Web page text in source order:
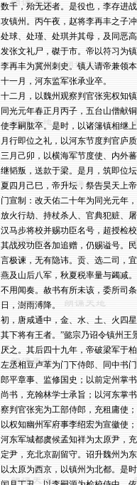
数千，殆无还者。是役也，李存进
攻镇州。丙午夜，赵将李再丰之子
处球、处瑾、处琪并其母，及同恶
发张文礼尸，磔于市。帝以符习为
李再丰为冀州刺史。镇人请帝兼领
十一月，河东监军张承业卒。
十二月，以魏州观察判官张宪权知
同光元年春正月丙子，五台山僧献
使李嗣肱卒。是时，以诸籓镇相继
月行即位之礼，以河东节度判官庐
三月己卯，以横海军节度使、内外
继韬叛，送款于梁。是月，筑即位
夏四月己巳，帝升坛，祭告昊天上
门宣制：改天佑二十年为同光元年
放火行劫、持杖杀人、官典犯赃、
汉马步将校并赐功臣名号，超授检
其战殁功臣各加追赠，仍赐谥号。
言极谏，无有隐讳。贡、选二司，
燕及山后八军，秋夏税率量与蠲减
不用闻奏。赦书有所未该，委所司
日，澍雨溥降。
初，唐咸通中，金、水、土、火四
其下将有王者。”懿宗乃诏令镇州
厌之。其后四十九年，帝破梁军于
左丞相豆卢革为门下侍郎、同中书
郎平章事、监修国史；以前定州掌
尚书，充翰林学士承旨；以河东掌
察判官张宪为工部侍郎，充租庸使
以权知幽州军府事李绍宏为宣徽使
河东军城都虞候孟知祥为太原尹，
定尹，充北京副留守。诏升魏州为
以太原为西京，以镇州为北都。是